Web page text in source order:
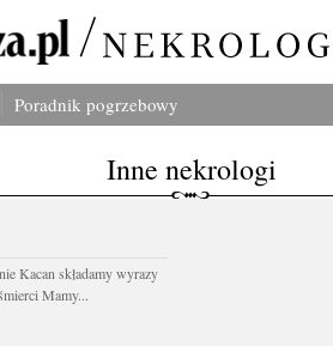
Poradnik pogrzebowy
Inne nekrologi
Kacan składamy wyrazy
Mamy...